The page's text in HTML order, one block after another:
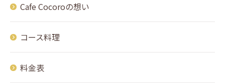
Cafe Cocoroの想い
コース料理
料金表